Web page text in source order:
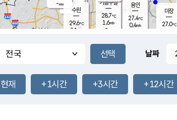
-mm
-mm
용인
27.4℃
0.4m/s
28.0
℃
29.4℃
1.0m/s
-mm
마장
27.0℃
m/s
mm
-mm
기흥구갈
28.7℃
1.6m/s
-
-mm
수원
29.6℃
2.1 m/s
날짜
현재 +1시간 +3시간 +12시간